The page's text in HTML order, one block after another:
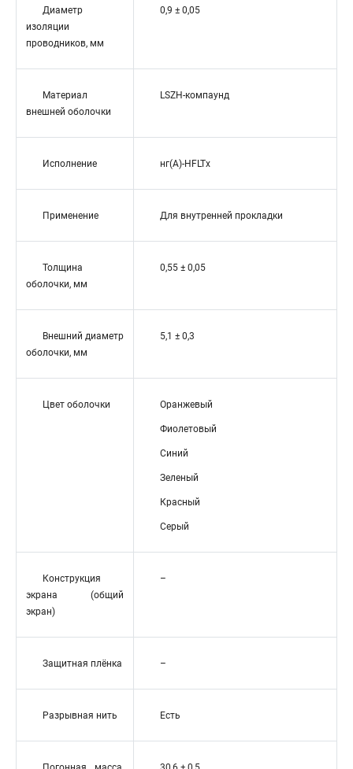
Диаметр
изоляции
проводников, мм
0,9 ± 0,05
Материал
внешней оболочки
LSZH-компаунд
Исполнение нг(A)-HFLTx
Применение Для внутренней прокладки
Толщина
оболочки, мм
0,55 ± 0,05
Внешний диаметр
оболочки, мм
5,1 ± 0,3
Цвет оболочки Оранжевый
Фиолетовый
Синий
Зеленый
Красный
Серый
Конструкция
экрана (общий
экран)
–
Защитная плёнка –
Разрывная нить Есть